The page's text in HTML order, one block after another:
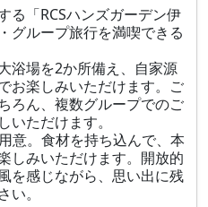
る「RCSハンズガーデン伊
グループ旅行を満喫できる
浴場を2か所備え、自家源
お楽しみいただけます。ご
ろん、複数グループでのご
ただけます。
意。食材を持ち込んで、本
しみいただけます。開放的
を感じながら、思い出に残
。